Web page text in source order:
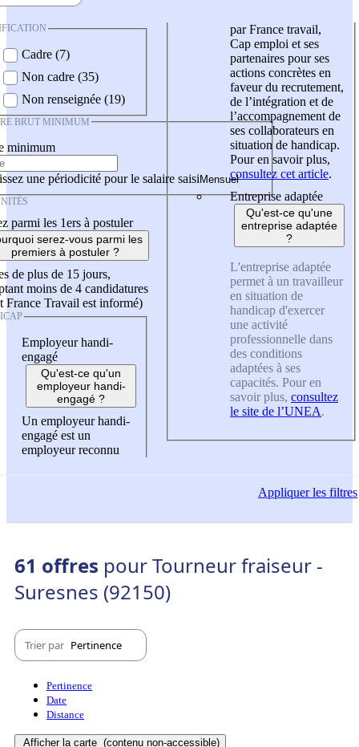
Cadre (7)
Non cadre (35)
Non renseignée (19)
BRUT MINIMUM
minimum
une périodicité pour le salaire saisi
parmi les 1ers à postuler
serez-vous parmi les
premiers à postuler ?
de plus de 15 jours,
moins de 4 candidatures
France Travail est informé)
Employeur handi-
engagé
Qu'est-ce qu'un
employeur handi-
engagé ?
Un employeur handi-
engagé est un
employeur reconnu
par France travail,
Cap emploi et ses
partenaires pour ses
actions concrètes en
faveur du recrutement,
de l’intégration et de
l’accompagnement de
ses collaborateurs en
situation de handicap.
Pour en savoir plus,
consultez cet article.
Entreprise adaptée
Qu'est-ce qu'une
entreprise adaptée
?
L'entreprise adaptée
permet à un travailleur
en situation de
handicap d'exercer
une activité
professionnelle dans
des conditions
adaptées à ses
capacités. Pour en
savoir plus, consultez
le site de l’UNEA.
Appliquerles filtres
61 offres pour Tourneur fraiseur -
Suresnes (92150)
Trier par Pertinence
Pertinence
Date
Distance
Afficher la carte (contenu non-accessible)